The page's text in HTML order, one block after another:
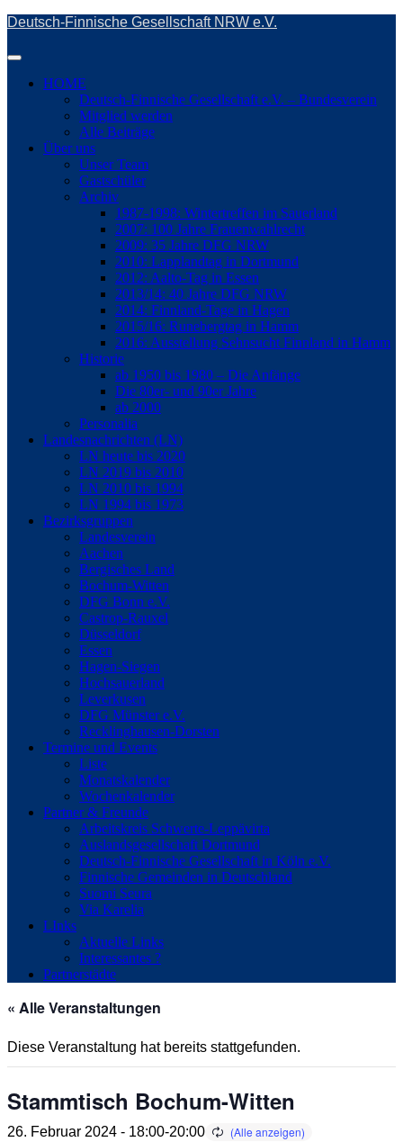
Skip
main
Deutsch-Finnische Gesellschaft NRW e.V.
Toggle
navigation
HOME
Deutsch-Finnische Gesellschaft e.V. – Bundesverein
Mitglied werden
Alle Beiträge
Über uns
Unser Team
Gastschüler
Archiv
1987-1998: Wintertreffen im Sauerland
2007: 100 Jahre Frauenwahlrecht
2009: 35 Jahre DFG NRW
2010: Lapplandtag in Dortmund
2012: Aalto-Tag in Essen
2013/14: 40 Jahre DFG NRW
2014: Finnland-Tage in Hagen
2015/16: Runebergtag in Hamm
2016: Ausstellung Sehnsucht Finnland in Hamm
Historie
ab 1950 bis 1980 – Die Anfänge
Die 80er- und 90er Jahre
ab 2000
Personalia
Landesnachrichten (LN)
LN heute bis 2020
LN 2019 bis 2010
LN 2010 bis 1994
LN 1994 bis 1973
Bezirksgruppen
Landesverein
Aachen
Bergisches Land
Bochum-Witten
DFG Bonn e.V.
Castrop-Rauxel
Düsseldorf
Essen
Hagen-Siegen
Hochsauerland
Leverkusen
DFG Münster e.V.
Recklinghausen-Dorsten
Termine und Events
Liste
Monatskalender
Wochenkalender
Partner & Freunde
Arbeitskreis Schwerte-Leppävirta
Auslandsgesellschaft Dortmund
Deutsch-Finnische Gesellschaft in Köln e.V.
Finnische Gemeinden in Deutschland
Suomi Seura
Via Karelia
LInks
Aktuelle Links
Interessantes ?
Partnerstädte
« Alle Veranstaltungen
Diese Veranstaltung hat bereits stattgefunden.
Stammtisch Bochum-Witten
26. Februar 2024 - 18:00-20:00